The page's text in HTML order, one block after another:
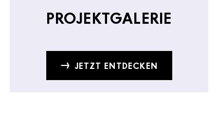
PROJEKTGALERIE
JETZT ENTDECKEN